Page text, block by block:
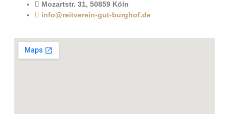
Mozartstr. 31, 50859 Köln
info@reitverein-gut-burghof.de